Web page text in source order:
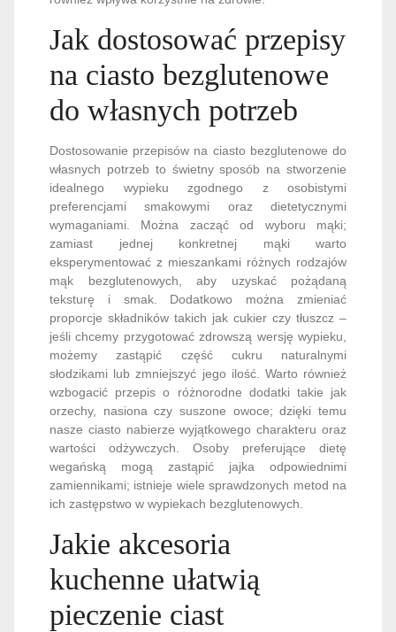
Jak dostosować przepisy
na ciasto bezglutenowe
do własnych potrzeb
Dostosowanie przepisów na ciasto bezglutenowe do
własnych potrzeb to świetny sposób na stworzenie
idealnego wypieku zgodnego z osobistymi
preferencjami smakowymi oraz dietetycznymi
wymaganiami. Można zacząć od wyboru mąki;
zamiast jednej konkretnej mąki warto
eksperymentować z mieszankami różnych rodzajów
mąk bezglutenowych, aby uzyskać pożądaną
teksturę i smak. Dodatkowo można zmieniać
proporcje składników takich jak cukier czy tłuszcz –
jeśli chcemy przygotować zdrowszą wersję wypieku,
możemy zastąpić część cukru naturalnymi
słodzikami lub zmniejszyć jego ilość. Warto również
wzbogacić przepis o różnorodne dodatki takie jak
orzechy, nasiona czy suszone owoce; dzięki temu
nasze ciasto nabierze wyjątkowego charakteru oraz
wartości odżywczych. Osoby preferujące dietę
wegańską mogą zastąpić jajka odpowiednimi
zamiennikami; istnieje wiele sprawdzonych metod na
ich zastępstwo w wypiekach bezglutenowych.
Jakie akcesoria
kuchenne ułatwią
pieczenie ciast